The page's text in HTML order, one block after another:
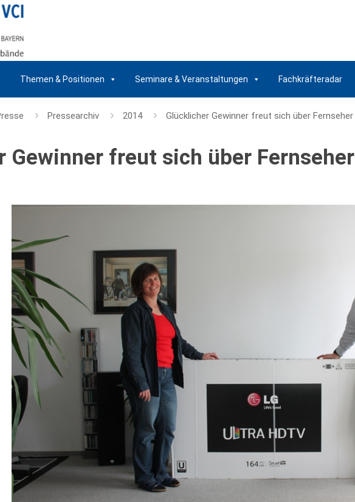
Themen & Positionen Seminare & Veranstaltungen Fachkräfteradar
Pressearchiv 2014 Glücklicher Gewinner freut sich über Fernseher
Gewinner freut sich über Fernseher